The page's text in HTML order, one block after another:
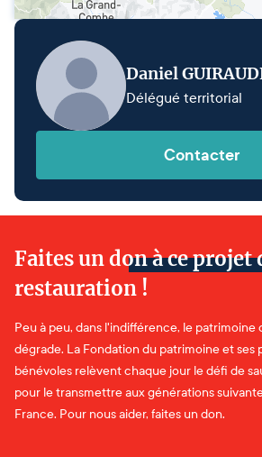
Daniel
Délégué territorial
Contacter
Faites un don à ce projet
restauration !
Peu à peu, dans l'indifférence, le patrimoine
dégrade. La Fondation du patrimoine et ses
bénévoles relèvent chaque jour le défi de
pour le transmettre aux générations
France. Pour nous aider, faites un don.